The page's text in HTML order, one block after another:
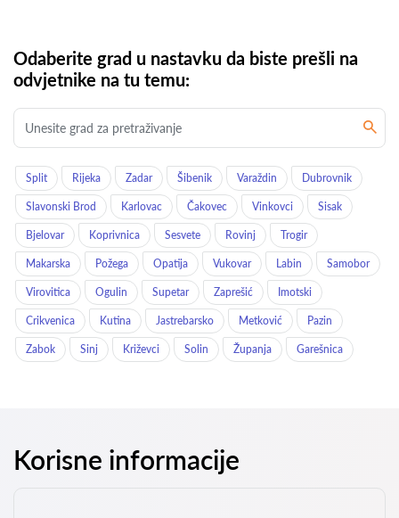
Odaberite grad u nastavku da biste prešli na
odvjetnike na tu temu:
Split Rijeka Zadar Šibenik Varaždin Dubrovnik
Slavonski Brod Karlovac Čakovec Vinkovci Sisak
Bjelovar Koprivnica Sesvete Rovinj Trogir
Makarska Požega Opatija Vukovar Labin Samobor
Virovitica Ogulin Supetar Zaprešić Imotski
Crikvenica Kutina Jastrebarsko Metković Pazin
Zabok Sinj Križevci Solin Županja Garešnica
Korisne informacije